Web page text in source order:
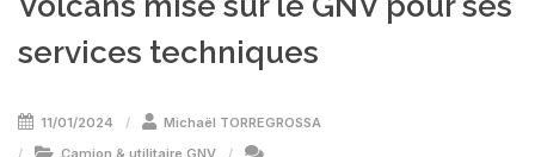
services techniques
11/01/2024
Michaël TORREGROSSA
Camion & utilitaire GNV